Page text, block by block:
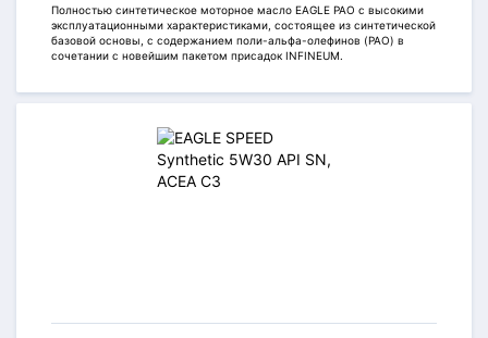
Полностью синтетическое моторное масло EAGLE PAO c высокими
эксплуатационными характеристиками, состоящее из синтетической
базовой основы, с содержанием поли-альфа-олефинов (PAO) в
сочетании с новейшим пакетом присадок INFINEUM.